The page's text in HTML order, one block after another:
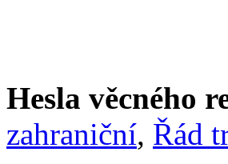
Hesla věcného
zahraniční, Řád